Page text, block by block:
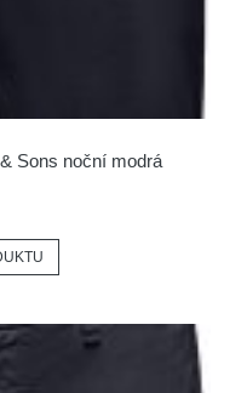
Sons noční modrá